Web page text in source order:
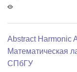
Abstract Harmonic
Математичеcкая
СПбГУ